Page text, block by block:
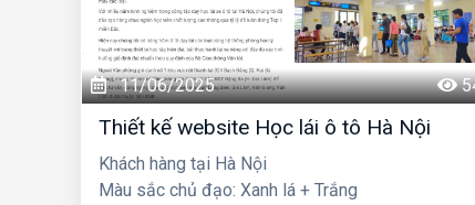
11/06/2025
Thiết kế website Học lái ô tô Hà Nội
Khách hàng tại Hà Nội
Màu sắc chủ đạo: Xanh lá + Trắng